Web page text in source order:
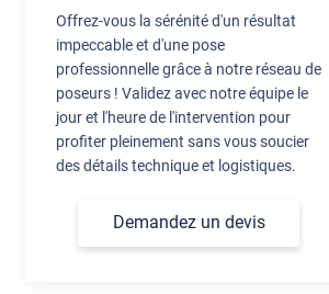
Offrez-vous la sérénité d'un résultat
impeccable et d'une pose
professionnelle grâce à notre réseau de
poseurs ! Validez avec notre équipe le
jour et l'heure de l'intervention pour
profiter pleinement sans vous soucier
des détails technique et logistiques.
Demandez un devis